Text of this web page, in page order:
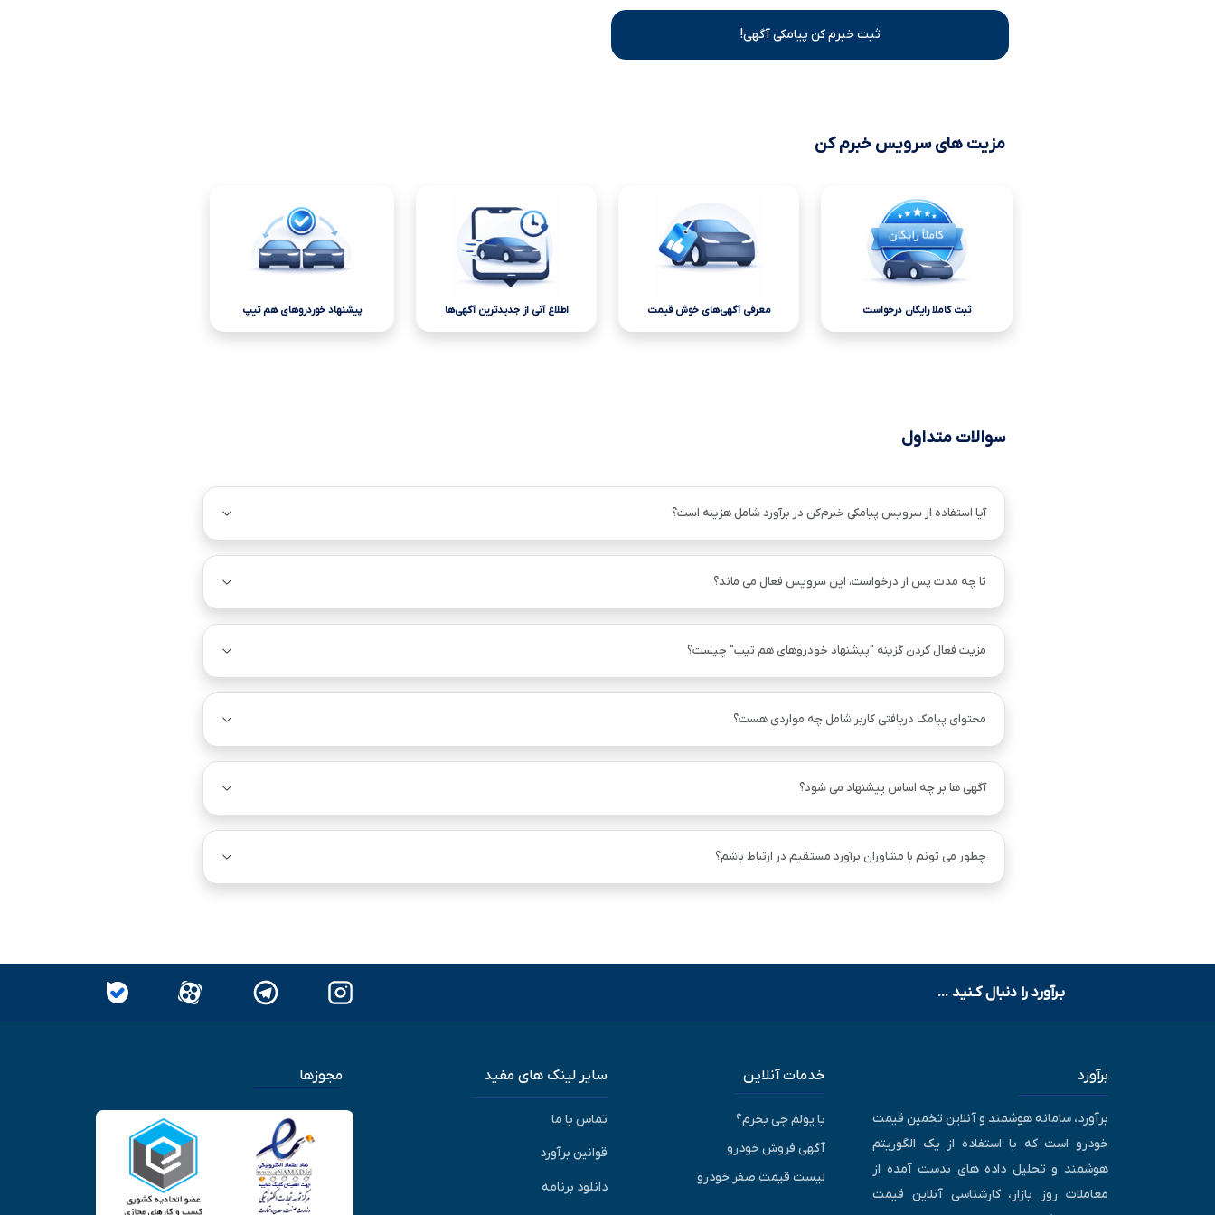
ثبت خبرم کن پیامکی آگهی!
مزیت های سرویس خبرم کن
ثبت کاملا رایگان درخواست معرفی آگهی‌های خوش قیمت اطلاع آنی از جدیدترین آگهی‌ها پیشنهاد خوردروهای هم تیپ
سوالات متداول
آیا استفاده از سرویس پیامکی خبرم‌کن در برآورد شامل هزینه است؟
تا چه مدت پس از درخواست، این سرویس فعال می ماند؟
مزیت فعال کردن گزینه "پیشنهاد خودروهای هم ‌تیپ" چیست؟
محتوای پیامک دریافتی کاربر شامل چه مواردی هست؟
آگهی ها بر چه اساس پیشنهاد می شود؟
چطور می تونم با مشاوران برآورد مستقیم در ارتباط باشم؟
بـرآورد را دنبال کـنید ...
برآورد
برآورد، سامانه هوشمند و آنلاین تخمین قیمت
خودرو است که با استفاده از یک الگوریتم
هوشمند و تحلیل داده های بدست آمده از
معاملات روز بازار، کارشناسی آنلاین قیمت
خدمات آنلاین
با پولم چی بخرم؟
آگهی فروش خودرو
لیست قیمت صفر خودرو
سایر لینک های مفید
تماس با ما
قوانین برآورد
دانلود برنامه
مجوزها